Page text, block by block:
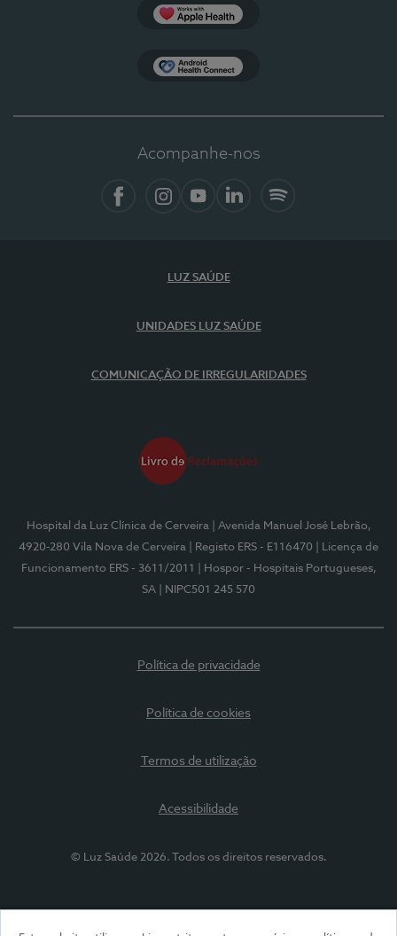
Acompanhe-nos
LUZ SAÚDE
UNIDADES LUZ SAÚDE
COMUNICAÇÃO DE IRREGULARIDADES
Hospital da Luz Clínica de Cerveira
| Avenida Manuel José Lebrão,
4920-280 Vila Nova de Cerveira
| Registo ERS - E116470
| Licença de
Funcionamento ERS - 3611/2011
| Hospor - Hospitais Portugueses,
SA
| NIPC501 245 570
Política de privacidade
Política de cookies
Termos de utilização
Acessibilidade
© Luz Saúde 2026. Todos os direitos reservados.